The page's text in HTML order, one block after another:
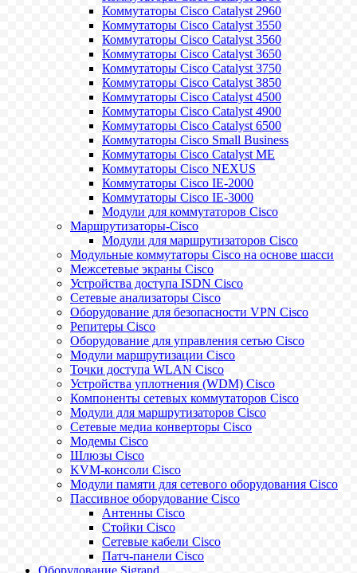
Коммутаторы Cisco Catalyst 2960
Коммутаторы Cisco Catalyst 3550
Коммутаторы Cisco Catalyst 3560
Коммутаторы Cisco Catalyst 3650
Коммутаторы Cisco Catalyst 3750
Коммутаторы Cisco Catalyst 3850
Коммутаторы Cisco Catalyst 4500
Коммутаторы Cisco Catalyst 4900
Коммутаторы Cisco Catalyst 6500
Коммутаторы Cisco Small Business
Коммутаторы Cisco Catalyst ME
Коммутаторы Cisco NEXUS
Коммутаторы Cisco IE-2000
Коммутаторы Cisco IE-3000
Модули для коммутаторов Cisco
Маршрутизаторы-Cisco
Модули для маршрутизаторов Cisco
Модульные коммутаторы Cisco на основе шасси
Межсетевые экраны Cisco
Устройства доступа ISDN Cisco
Сетевые анализаторы Cisco
Оборудование для безопасности VPN Cisco
Репитеры Cisco
Оборудование для управления сетью Cisco
Модули маршрутизации Cisco
Точки доступа WLAN Cisco
Устройства уплотнения (WDM) Cisco
Компоненты сетевых коммутаторов Cisco
Модули для маршрутизаторов Cisco
Сетевые медиа конверторы Cisco
Модемы Cisco
Шлюзы Cisco
KVM-консоли Cisco
Модули памяти для сетевого оборудования Cisco
Пассивное оборудование Cisco
Антенны Cisco
Стойки Cisco
Сетевые кабели Cisco
Патч-панели Cisco
Оборудование Sigrand